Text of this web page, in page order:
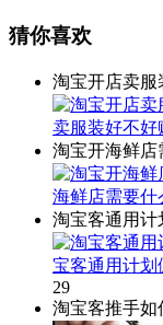
猜你喜欢
淘宝开店卖服
卖服装好不好
淘宝开海鲜店
海鲜店需要什
淘宝客通用计
宝客通用计划
29
淘宝客推手如